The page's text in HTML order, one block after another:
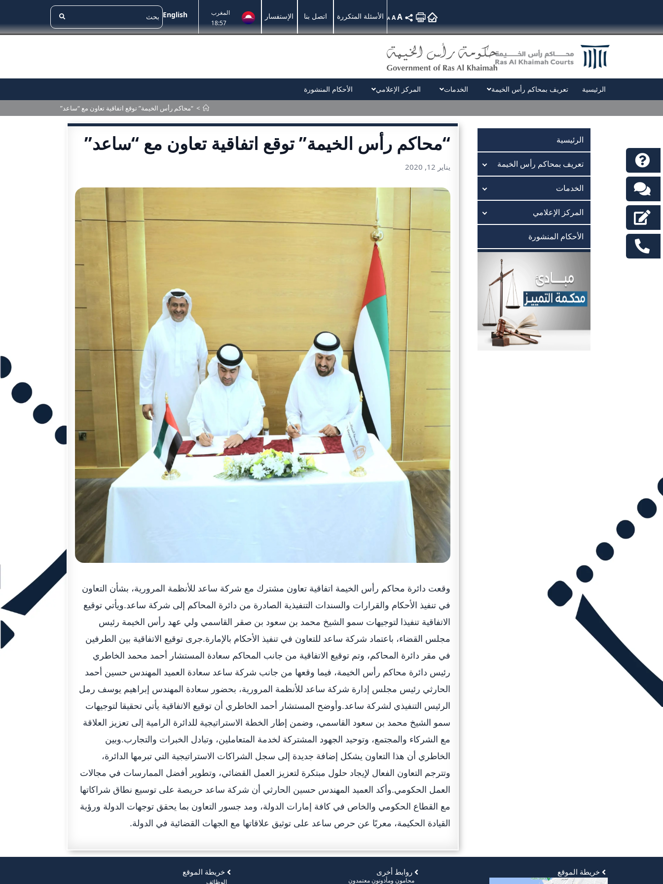
English
المغرب
18:57
الإستفسار اتصل بنا الأسئلة المتكررة A AA
الرئيسية تعريف بمحاكم رأس الخيمة الخدمات المركز الإعلامي الأحكام المنشورة
> “محاكم رأس الخيمة” توقع اتفاقية تعاون مع “ساعد”
الرئيسية
تعريف بمحاكم رأس الخيمة
الخدمات
المركز الإعلامي
الأحكام المنشورة
“محاكم رأس الخيمة” توقع اتفاقية تعاون مع “ساعد”
يناير 12, 2020
وقعت دائرة محاكم رأس الخيمة اتفاقية تعاون مشترك مع شركة ساعد للأنظمة المرورية، بشأن التعاون
في تنفيذ الأحكام والقرارات والسندات التنفيذية الصادرة من دائرة المحاكم إلى شركة ساعد.ويأتي توقيع
الاتفاقية تنفيذا لتوجيهات سمو الشيخ محمد بن سعود بن صقر القاسمي ولي عهد رأس الخيمة رئيس
مجلس القضاء، باعتماد شركة ساعد للتعاون في تنفيذ الأحكام بالإمارة.جرى توقيع الاتفاقية بين الطرفين
في مقر دائرة المحاكم، وتم توقيع الاتفاقية من جانب المحاكم سعادة المستشار أحمد محمد الخاطري
رئيس دائرة محاكم رأس الخيمة، فيما وقعها من جانب شركة ساعد سعادة العميد المهندس حسين أحمد
الحارثي رئيس مجلس إدارة شركة ساعد للأنظمة المرورية، بحضور سعادة المهندس إبراهيم يوسف رمل
الرئيس التنفيذي لشركة ساعد.وأوضح المستشار أحمد الخاطري أن توقيع الاتفاقية يأتي تحقيقا لتوجيهات
سمو الشيخ محمد بن سعود القاسمي، وضمن إطار الخطة الاستراتيجية للدائرة الرامية إلى تعزيز العلاقة
مع الشركاء والمجتمع، وتوحيد الجهود المشتركة لخدمة المتعاملين، وتبادل الخبرات والتجارب.وبين
الخاطري أن هذا التعاون يشكل إضافة جديدة إلى سجل الشراكات الاستراتيجية التي تبرمها الدائرة،
وتترجم التعاون الفعال لإيجاد حلول مبتكرة لتعزيز العمل القضائي، وتطوير أفضل الممارسات في مجالات
العمل الحكومي.وأكد العميد المهندس حسين الحارثي أن شركة ساعد حريصة على توسيع نطاق شراكاتها
مع القطاع الحكومي والخاص في كافة إمارات الدولة، ومد جسور التعاون بما يحقق توجهات الدولة ورؤية
القيادة الحكيمة، معربًا عن حرص ساعد على توثيق علاقاتها مع الجهات القضائية في الدولة.
خريطة الموقع
الوظائف
روابط أخرى
محامون ومأذونون معتمدون
خريطة الموقع